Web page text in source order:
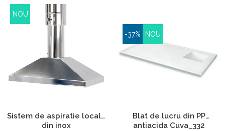
NOU
Sistem de aspiratie locala
din inox
-37% NOU
Blat de lucru din PP
antiacida Cuva_332